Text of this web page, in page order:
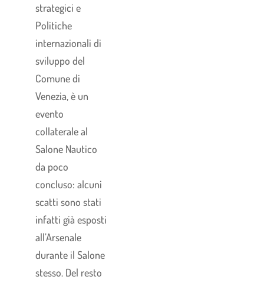
strategici e
Politiche
internazionali di
sviluppo del
Comune di
Venezia, è un
evento
collaterale al
Salone Nautico
da poco
concluso: alcuni
scatti sono stati
infatti già esposti
all’Arsenale
durante il Salone
stesso. Del resto